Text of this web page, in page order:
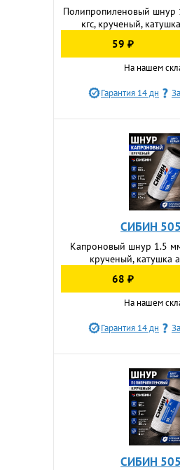
Полипропиленовый шнур
кгс, крученый,
59 ₽
На нашем
Гарантия 14 дн
СИБИН
Капроновый шнур 1.5
крученый, катушка
68 ₽
На нашем
Гарантия 14 дн
СИБИН